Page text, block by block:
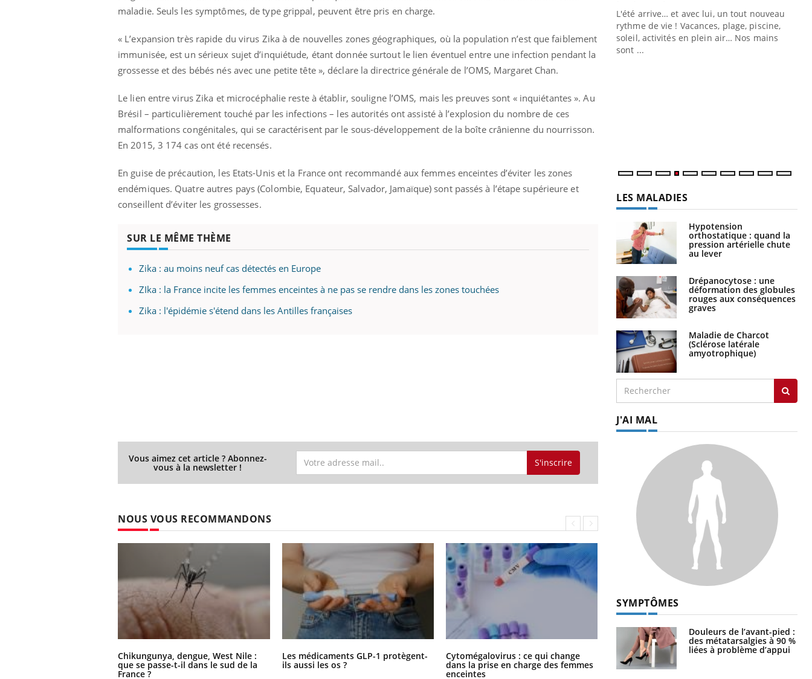
maladie. Seuls les symptômes, de type grippal, peuvent être pris en charge.
« L’expansion très rapide du virus Zika à de nouvelles zones géographiques, où la population n’est que faiblement
immunisée, est un sérieux sujet d’inquiétude, étant donnée surtout le lien éventuel entre une infection pendant la
grossesse et des bébés nés avec une petite tête », déclare la directrice générale de l’OMS, Margaret Chan.
Le lien entre virus Zika et microcéphalie reste à établir, souligne l’OMS, mais les preuves sont « inquiétantes ». Au
Brésil – particulièrement touché par les infections – les autorités ont assisté à l’explosion du nombre de ces
malformations congénitales, qui se caractérisent par le sous-développement de la boîte crânienne du nourrisson.
En 2015, 3 174 cas ont été recensés.
En guise de précaution, les Etats-Unis et la France ont recommandé aux femmes enceintes d’éviter les zones
endémiques. Quatre autres pays (Colombie, Equateur, Salvador, Jamaïque) sont passés à l’étape supérieure et
conseillent d’éviter les grossesses.
SUR LE MÊME THÈME
Zika : au moins neuf cas détectés en Europe
ZIka : la France incite les femmes enceintes à ne pas se rendre dans les zones touchées
Zika : l'épidémie s'étend dans les Antilles françaises
Vous aimez cet article ? Abonnez-
vous à la newsletter ! S'inscrire
NOUS VOUS RECOMMANDONS
Chikungunya, dengue, West Nile :
que se passe-t-il dans le sud de la
France ?
Les médicaments GLP-1 protègent-
ils aussi les os ?
Cytomégalovirus : ce qui change
dans la prise en charge des femmes
enceintes
La sieste empêche-t-elle de dormir
la nuit ?
Il y a des sujets qui sont faciles à aborder...
questions sur la maladie d'un proche c'est
Fatigue, irritabilité, brouillard mental ou
carence en fer sont multiples ce qui la rend
...
patients comme parfois chez les soignants.
L'été arrive… et avec lui, un tout nouveau
rythme de vie ! Vacances, plage, piscine,
soleil, activités en plein air… Nos mains
sont ...
LES MALADIES
Hypotension
orthostatique : quand la
pression artérielle chute
au lever
Drépanocytose : une
déformation des globules
rouges aux conséquences
graves
Maladie de Charcot
(Sclérose latérale
amyotrophique)
J'AI MAL
SYMPTÔMES
Douleurs de l’avant-pied :
des métatarsalgies à 90 %
liées à problème d’appui